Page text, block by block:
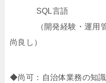
SQL言語
（開発経験・運用管
尚良し）
◆尚可：自治体業務の知識